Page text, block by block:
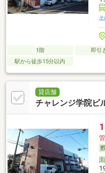
1階 即引
駅から徒歩15分以内
貸店舗
チャレンジ学院ビ